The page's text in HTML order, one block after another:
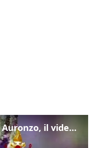
Frana lambisce le case di Auronzo, il video dall'elicottero dei vigili del fuoco